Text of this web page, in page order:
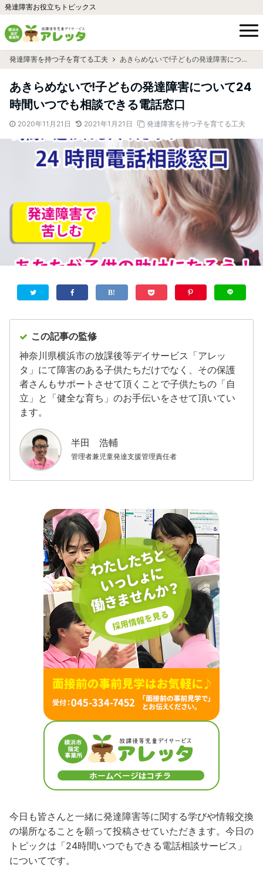
発達障害お役立ちトピックス
発達障害を持つ子を育てる工夫 あきらめないで!子どもの発達障害について24時間いつでも相談できる電話窓口
あきらめないで!子どもの発達障害について24
時間いつでも相談できる電話窓口
2020年11月21日 2021年1月21日 発達障害を持つ子を育てる工夫
この記事の監修
神奈川県横浜市の放課後等デイサービス「アレッ
タ」にて障害のある子供たちだけでなく、その保護
者さんもサポートさせて頂くことで子供たちの「自
立」と「健全な育ち」のお手伝いをさせて頂いてい
ます。
半田 浩輔
管理者兼児童発達支援管理責任者
今日も皆さんと一緒に発達障害等に関する学びや情報交換
の場所なることを願って投稿させていただきます。今日の
トピックは「24時間いつでもできる電話相談サービス」
についてです。